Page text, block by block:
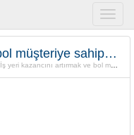
İş yeri kazancını artırmak ve bol müşteriye sahip olmak için
İş yeri kazancını artırmak ve bol müşteriye sahip olmak için